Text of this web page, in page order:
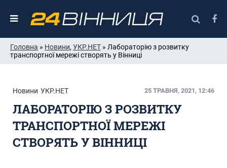
Головна » Новини, УКР.НЕТ » Лабораторію з розвитку
транспортної мережі створять у Вінниці
Новини УКР.НЕТ 25 ТРАВНЯ, 2021, 12:46
ЛАБОРАТОРІЮ З РОЗВИТКУ
ТРАНСПОРТНОЇ МЕРЕЖІ
СТВОРЯТЬ У ВІННИЦІ